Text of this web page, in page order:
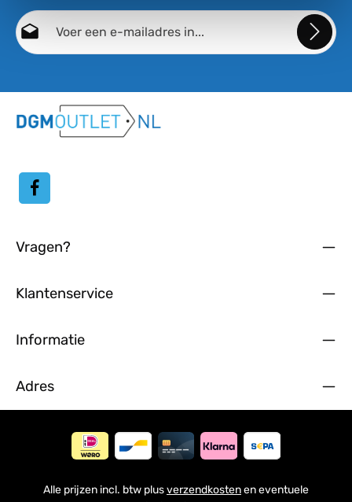
E-mailadres*
algemene voorwaardenhebt geaccepteerd.
Vragen?
Klantenservice
Informatie
Adres
Alle prijzen incl. btw plusverzendkostenen eventuele